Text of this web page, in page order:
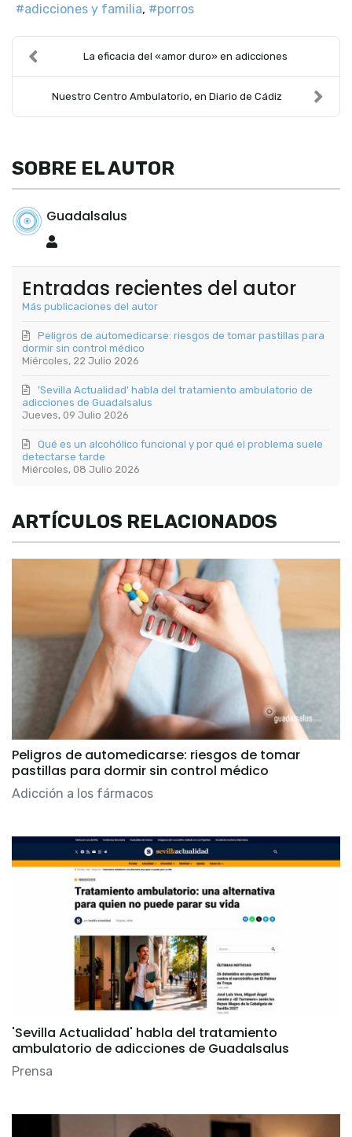
adicciones y familia
porros
La eficacia del «amor duro» en adicciones
Nuestro Centro Ambulatorio, en Diario de Cádiz
SOBRE EL AUTOR
Guadalsalus
Entradas recientes del autor
Más publicaciones del autor
Miércoles, 22 Julio 2026
Peligros de automedicarse: riesgos de tomar pastillas para
dormir sin control médico
Jueves, 09 Julio 2026
'Sevilla Actualidad' habla del tratamiento ambulatorio de
adicciones de Guadalsalus
Miércoles, 08 Julio 2026
Qué es un alcohólico funcional y por qué el problema suele
detectarse tarde
ARTÍCULOS RELACIONADOS
Peligros de automedicarse: riesgos de tomar
pastillas para dormir sin control médico
Adicción a los fármacos
'Sevilla Actualidad' habla del tratamiento
ambulatorio de adicciones de Guadalsalus
Prensa